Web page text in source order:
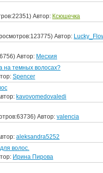
Автор: Ксюшечка
Автор:
Автор: Месхия
на темных волосах?
Spencer
kavovomedovaledi
Автор: valencia
aleksandra5252
волос.
Ирина Пирова